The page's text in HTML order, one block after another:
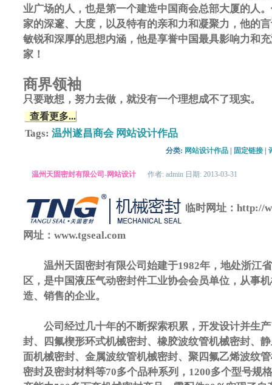
业广场的人，也是第一个建造中国商会总部大厦的人
家的深邃、大度，以及特有的亲和力和凝聚力，他的
敏锐和深厚的思想内涵，他是享誉中国最具影响力和
家！
商界领袖
只要敢想，努力去做，就没有一个理想成不
查看更多...
Tags: 温州遂昌商会 网站设计作品
分类: 网站设计作品 固定链接
温州天固密封有限公司-网站设计 作者: admin 日期: 2013-03-31
临时网址：http://
网址：www.tgseal.com
温州天固密封有限公司始建于1982年，地处浙江
区，是中国液压气动密封件工业协会会员单位，从事
造、销售的企业。
公司经过几十年的不断探索积累，开发设计并生产
封、四氟楔形环式机械密封、橡胶波纹管机械密封、
面机械密封、金属波纹管机械密封、聚四氟乙烯波纹
密封及密封材料等70多个品种系列，1200多个型号规